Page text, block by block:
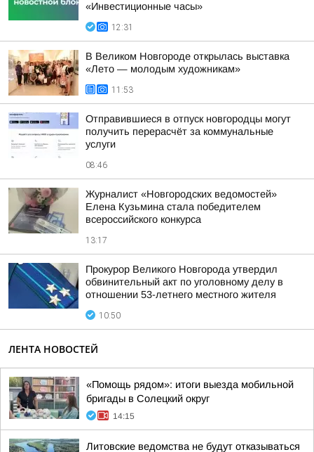
«Инвестиционные часы»
12:31
В Великом Новгороде открылась выставка
«Лето — молодым художникам»
11:53
Отправившиеся в отпуск новгородцы могут
получить перерасчёт за коммунальные
услуги
08:46
Журналист «Новгородских ведомостей»
Елена Кузьмина стала победителем
всероссийского конкурса
13:17
Прокурор Великого Новгорода утвердил
обвинительный акт по уголовному делу в
отношении 53-летнего местного жителя
10:50
ЛЕНТА НОВОСТЕЙ
«Помощь рядом»: итоги выезда мобильной
бригады в Солецкий округ
14:15
Литовские ведомства не будут отказываться